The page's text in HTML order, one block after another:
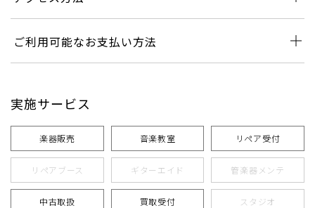
ご利用可能なお支払い方法
実施サービス
楽器販売 音楽教室 リペア受付
リペアブース ギターエイド 管楽器メンテ
中古取扱 買取受付 スタジオ